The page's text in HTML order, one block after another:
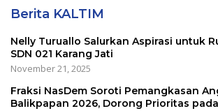
Berita KALTIM
Nelly Turuallo Salurkan Aspirasi untuk
SDN 021 Karang Jati
November 21, 2025
Fraksi NasDem Soroti Pemangkasan
Balikpapan 2026, Dorong Prioritas